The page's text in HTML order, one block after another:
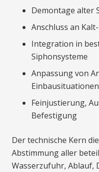
Demontage alter
Anschluss an
Integration in
Siphonsysteme
Anpassung von
Einbausituationen
Feinjustierung,
Befestigung
Der technische Kern
Abstimmung aller
Wasserzufuhr, Ablauf,